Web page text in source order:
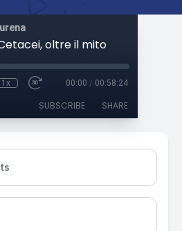
oltre il mito
1x 00:00 / 00:58:24
SUBSCRIBE SHARE